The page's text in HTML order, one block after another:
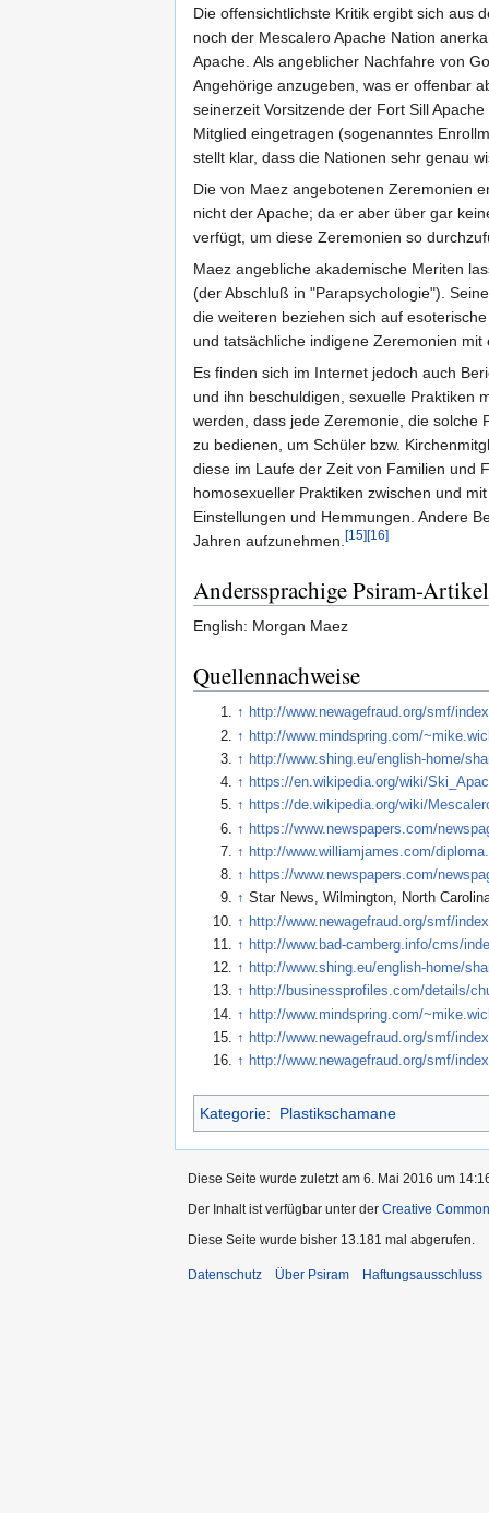
Die offensichtlichste Kritik ergibt sich aus
noch der Mescalero Apache Nation
Apache. Als angeblicher Nachfahre von
Angehörige anzugeben, was er offenbar
seinerzeit Vorsitzende der Fort Sill
Mitglied eingetragen (sogenanntes
stellt klar, dass die Nationen sehr genau
Die von Maez angebotenen Zeremonien
nicht der Apache; da er aber über gar
verfügt, um diese Zeremonien so
Maez angebliche akademische Meriten
(der Abschluß in "Parapsychologie").
die weiteren beziehen sich auf
und tatsächliche indigene Zeremonien
Es finden sich im Internet jedoch auch
und ihn beschuldigen, sexuelle Praktiken
werden, dass jede Zeremonie, die solche
zu bedienen, um Schüler bzw.
diese im Laufe der Zeit von Familien und
homosexueller Praktiken zwischen und
Einstellungen und Hemmungen. Andere
Jahren aufzunehmen.[15][16]
Anderssprachige Psiram-Artikel
English: Morgan Maez
Quellennachweise
↑ http://www.newagefraud.org/smf/
↑ http://www.mindspring.com/
↑ http://www.shing.eu/english-home/
↑ https://en.wikipedia.org/wiki/
↑ https://de.wikipedia.org/wiki/
↑ https://www.newspapers.com/
↑ http://www.williamjames.com/
↑ https://www.newspapers.com/
↑ Star News, Wilmington, North
↑ http://www.newagefraud.org/smf/
↑ http://www.bad-camberg.info/cms/
↑ http://www.shing.eu/english-home/
↑ http://businessprofiles.com/details/
↑ http://www.mindspring.com/
↑ http://www.newagefraud.org/smf/
↑ http://www.newagefraud.org/smf/
Kategorie: Plastikschamane
Diese Seite wurde zuletzt am 6. Mai 2016 um
Der Inhalt ist verfügbar unter der Creative
Diese Seite wurde bisher 13.181 mal abgerufen.
Datenschutz Über Psiram Haftungsausschluss